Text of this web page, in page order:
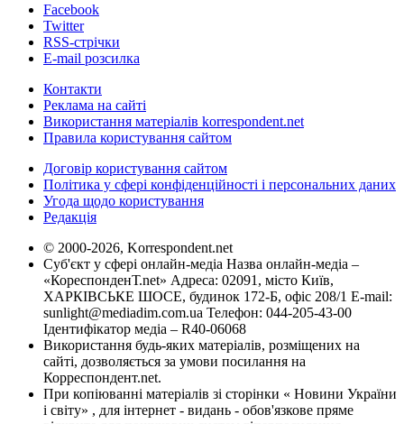
Facebook
Twitter
RSS-стрічки
E-mail розсилка
Контакти
Реклама на сайті
Використання матеріалів korrespondent.net
Правила користування сайтом
Договір користування сайтом
Політика у сфері конфіденційності і персональних даних
Угода щодо користування
Редакція
© 2000-2026, Korrespondent.net
Суб'єкт у сфері онлайн-медіа Назва онлайн-медіа –
«КореспонденТ.net» Адреса: 02091, місто Київ,
ХАРКІВСЬКЕ ШОСЕ, будинок 172-Б, офіс 208/1 E-mail:
sunlight@mediadim.com.ua Телефон: 044-205-43-00
Ідентифікатор медіа – R40-06068
Використання будь-яких матеріалів, розміщених на
сайті, дозволяється за умови посилання на
Корреспондент.net.
При копіюванні матеріалів зі сторінки « Новини України
і світу» , для інтернет - видань - обов'язкове пряме